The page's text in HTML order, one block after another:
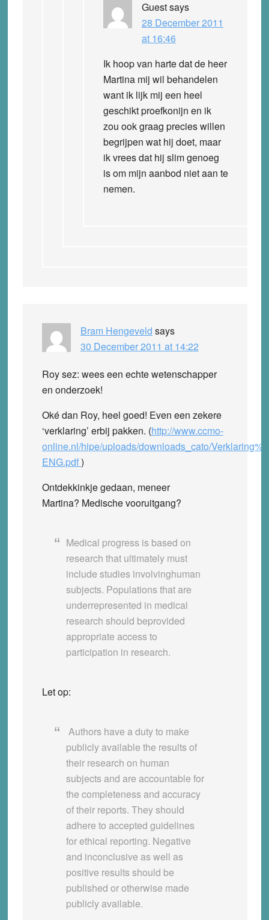
Guestsays
28 December 2011
at 16:46
Ik hoop van harte dat de heer
Martina mij wil behandelen
want ik lijk mij een heel
geschikt proefkonijn en ik
zou ook graag precies willen
begrijpen wat hij doet, maar
ik vrees dat hij slim genoeg
is om mijn aanbod niet aan te
nemen.
Bram Hengeveld says
30 December 2011 at 14:22
Roy sez: wees een echte wetenschapper
en onderzoek!
Oké dan Roy, heel goed! Even een zekere
‘verklaring’ erbij pakken. (http://www.ccmo-
online.nl/hipe/uploads/downloads_cato/
ENG.pdf)
Ontdekkinkje gedaan, meneer
Martina? Medische vooruitgang?
Medical progress is based on
research that ultimately must
include studies involvinghuman
subjects. Populations that are
underrepresented in medical
research should beprovided
appropriate access to
participation in research.
Let op:
Authors have a duty to make
publicly available the results of
their research on human
subjects and are accountable for
the completeness and accuracy
of their reports. They should
adhere to accepted guidelines
for ethical reporting. Negative
and inconclusive as well as
positive results should be
published or otherwise made
publicly available.